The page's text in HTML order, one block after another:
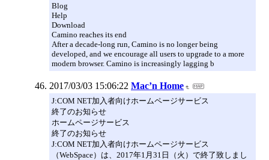
Blog
Help
Download
Camino reaches its end
After a decade-long run, Camino is no longer being
developed, and we encourage all users to upgrade to a more
modern browser. Camino is increasingly lagging b
2017/03/03 15:06:22 Mac’n Home
J:COM NET加入者向けホームページサービス
終了のお知らせ
ホームページサービス
終了のお知らせ
J:COM NET加入者向けホームページサービス
（WebSpace）は、2017年1月31日（火）で終了致しまし